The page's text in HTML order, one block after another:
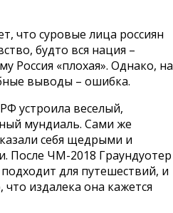
что суровые лица россиян
будто вся нация –
Россия «плохая». Однако, на
выводы – ошибка.
устроила веселый,
мундиаль. Сами же
себя щедрыми и
После ЧМ-2018 Граундуотер
для путешествий, и
что издалека она кажется